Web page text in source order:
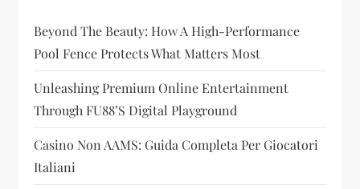
a
t
i
o
n
Beyond The Beauty: How A High-Performance
Pool Fence Protects What Matters Most
Unleashing Premium Online Entertainment
Through FU88’s Digital Playground
Casino Non AAMS: Guida Completa Per Giocatori
Italiani